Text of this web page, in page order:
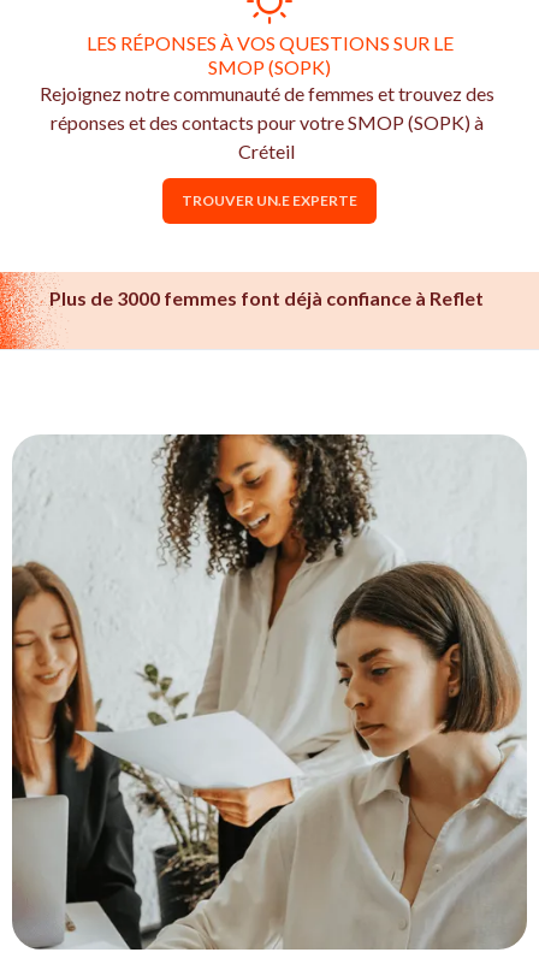
LES RÉPONSES À VOS QUESTIONS SUR LE
SMOP (SOPK)
Rejoignez notre communauté de femmes et trouvez des
réponses et des contacts pour votre SMOP (SOPK) à
Créteil
TROUVER UN.E EXPERTE
Plus de 3000 femmes font déjà confiance à Reflet